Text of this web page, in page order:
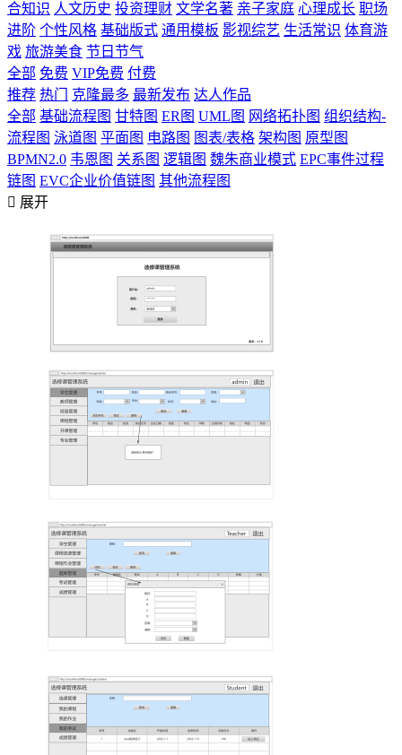
合知识 人文历史 投资理财 文学名著 亲子家庭 心理成长 职场
进阶 个性风格 基础版式 通用模板 影视综艺 生活常识 体育游
戏 旅游美食 节日节气
全部 免费 VIP免费 付费
推荐 热门 克隆最多 最新发布 达人作品
全部 基础流程图 甘特图 ER图 UML图 网络拓扑图 组织结构-
流程图 泳道图 平面图 电路图 图表/表格 架构图 原型图
BPMN2.0 韦恩图 关系图 逻辑图 魏朱商业模式 EPC事件过程
链图 EVC企业价值链图 其他流程图
 展开